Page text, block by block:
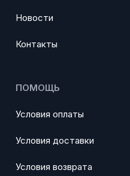
Новости
Контакты
ПОМОЩЬ
Условия оплаты
Условия доставки
Условия возврата